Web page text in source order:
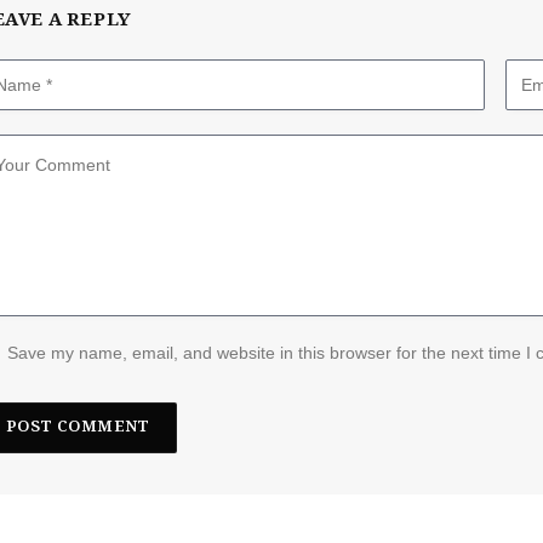
A REPLY
Save my name, email, and website in this browser for the next time I